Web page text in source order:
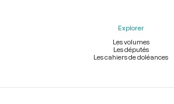
Explorer
Les volumes
Les députés
Les cahiers de doléances